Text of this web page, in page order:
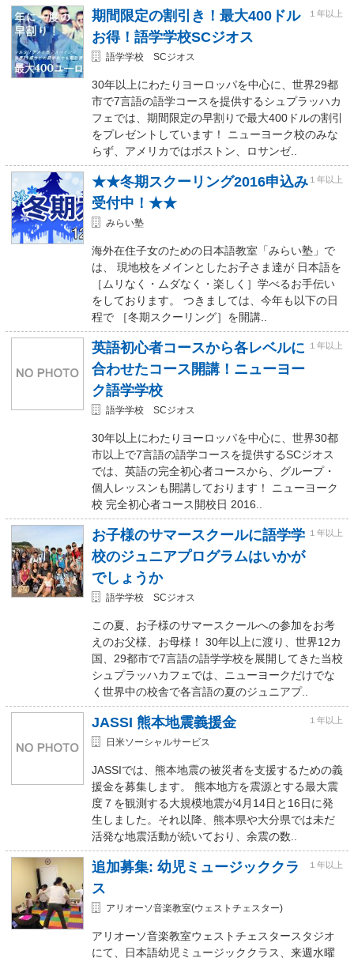
期間限定の割引き！最大400ドル
お得！語学学校SCジオス
１年以上
語学学校 SCジオス
30年以上にわたりヨーロッパを中心に、世界29都
市で7言語の語学コースを提供するシュプラッハカ
フェでは、期間限定の早割りで最大400ドルの割引
をプレゼントしています！ ニューヨーク校のみな
らず、アメリカではボストン、ロサンゼ..
★★冬期スクーリング2016申込み
受付中！★★
１年以上
みらい塾
海外在住子女のための日本語教室「みらい塾」で
は、 現地校をメインとしたお子さま達が 日本語を
［ムリなく・ムダなく・楽しく］学べるお手伝い
をしております。 つきましては、今年も以下の日
程で ［冬期スクーリング］を開講..
英語初心者コースから各レベルに
合わせたコース開講！ニューヨー
ク語学学校
１年以上
語学学校 SCジオス
30年以上にわたりヨーロッパを中心に、世界30都
市以上で7言語の語学コースを提供するSCジオス
では、英語の完全初心者コースから、グループ・
個人レッスンも開講しております！ ニューヨーク
校 完全初心者コース開校日 2016..
お子様のサマースクールに語学学
校のジュニアプログラムはいかが
でしょうか
１年以上
語学学校 SCジオス
この夏、お子様のサマースクールへの参加をお考
えのお父様、お母様！ 30年以上に渡り、世界12カ
国、29都市で7言語の語学学校を展開してきた当校
シュプラッハカフェでは、ニューヨークだけでな
く世界中の校舎で各言語の夏のジュニアプ..
JASSI 熊本地震義援金 １年以上
日米ソーシャルサービス
JASSIでは、熊本地震の被災者を支援するための義
援金を募集します。 熊本地方を震源とする最大震
度７を観測する大規模地震が4月14日と16日に発
生しました。それ以降、熊本県や大分県では未だ
活発な地震活動が続いており、余震の数..
追加募集: 幼児ミュージッククラ
ス
１年以上
アリオーソ音楽教室(ウェストチェスター)
アリオーソ音楽教室ウェストチェスタースタジオ
にて、日本語幼児ミュージッククラス、来週水曜